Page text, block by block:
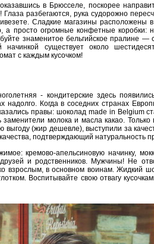
разбегаются, рука судорожно
Сладкие магазины расположены
а просто огромные конфетные коробки:
знаменитое бельгийское пралине
начинкой существует около
с каждым кусочком!
надолго. Когда в соседних странах
правы: шоколад made in Belgium
заменители молока и масла какао.
(жир дешевле), выступили за
подтверждающий натуральность
и родственников. Мужчины! Не
взрослым, в основном воинам. Жидкий
Воспитывайте свою отвагу